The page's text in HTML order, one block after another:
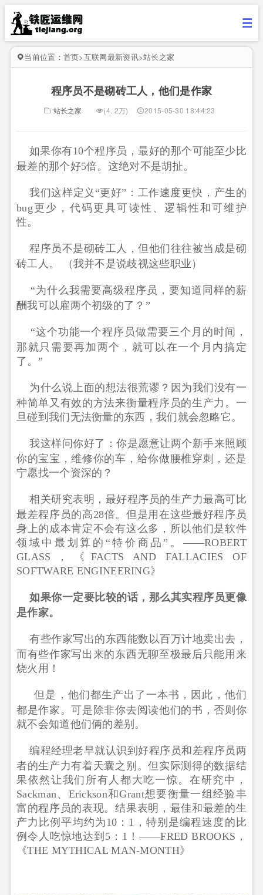
当前位置： 首页>互联网最新资讯>站长之家
程序员不是砌砖工人，他们是作家
站长之家 (4..2万) 2015-05-30 18:44:23
如果你有10个程序员，最好的那个可能至少比
最差的那个好5倍。这绝对不是胡扯。
我们这样定义“更好”：工作速度更快，产生的
bug更少，代码更具可读性、逻辑性和可维护
性。
程序员不是砌砖工人，但他们往往被当成是砌
砖工人。 （我并不是说歧视这些职业）
“为什么我需要高级程序员，要知道同样的薪
酬我可以雇两个初级的了？”
“这个功能一个程序员做需要三个月的时间，
那就只需要再加两个，就可以在一个月内搞定
了。”
为什么说上面的想法很荒谬？因为我们没有一
种简单又有效的方法来衡量程序员的生产力。一
旦碰到我们无法衡量的东西，我们就会忽略它。
我这样问你好了：你是愿意让两个新手来照顾
你的宝宝，维修你的车，给你做腰椎穿刺，还是
宁愿找一个资深的？
相关研究表明，最好程序员的生产力最高可比
最差程序员的高28倍。但是用在这些最好程序员
身上的成本肯定不会有这么多，所以他们是软件
领域中最划算的“特价商品”。——ROBERT
GLASS，《FACTS AND FALLACIES OF
SOFTWARE ENGINEERING》
如果你一定要比较的话，那么其实程序员更像
是作家。
有些作家写出的东西能数以百万计地卖出去，
而有些作家写出来的东西无聊至极最后只能用来
烧火用！
但是，他们都生产出了一本书，因此，他们
都是作家。可是除非你去阅读他们的书，否则你
就不会知道他们俩的差别。
编程经理老早就认识到好程序员和差程序员两
者的生产力有着天囊之别。但实际测得的数据结
果依然让我们所有人都大吃一惊。在研究中，
Sackman、Erickson和Grant想要衡量一组经验丰
富的程序员的表现。结果表明，最佳和最差的生
产力比例平均约为10：1，特别是编程速度的比
例令人吃惊地达到5：1！——FRED BROOKS，
《THE MYTHICAL MAN-MONTH》